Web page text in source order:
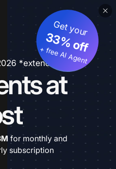
*extended
at
Get your
33% off
+ free AI Agent
for monthly and
subscription